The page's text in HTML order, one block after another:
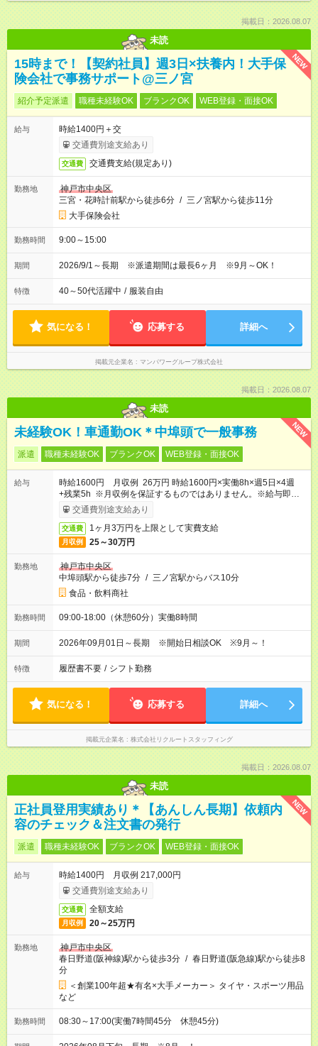
掲載日：2026.08.07
未読
NEW
15時まで！【契約社員】週3日×扶養内！大手保
険会社で事務サポート@三ノ宮
紹介予定派遣 職種未経験OK ブランクOK WEB登録・面接OK
給与
時給1400円＋交
交通費別途支給あり
交通費 交通費支給(規定あり)
勤務地
神戸市中央区
三宮・花時計前駅から徒歩6分 / 三ノ宮駅から徒歩11分
大手保険会社
勤務時間 9:00～15:00
期間 2026/9/1～長期 ※派遣期間は最長6ヶ月 ※9月～OK！
特徴 40～50代活躍中 / 服装自由
気になる！ 応募する 詳細へ
掲載元企業名 マンパワーグループ株式会社
掲載日：2026.08.07
未読
NEW
未経験OK！車通勤OK＊中埠頭で一般事務
派遣 職種未経験OK ブランクOK WEB登録・面接OK
給与
時給1600円 月収例 26万円 時給1600円×実働8h×週5日×4週
+残業5h ※月収例を保証するものではありません。※給与即受取
りサービス利用可（利用条件有）
交通費別途支給あり
交通費 1ヶ月3万円を上限として実費支給
月収例 25～30万円
勤務地
神戸市中央区
中埠頭駅から徒歩7分 / 三ノ宮駅からバス10分
食品・飲料商社
勤務時間 09:00-18:00（休憩60分）実働8時間
期間 2026年09月01日～長期 ※開始日相談OK ※9月～！
特徴 履歴書不要 / シフト勤務
気になる！ 応募する 詳細へ
掲載元企業名 株式会社リクルートスタッフィング
掲載日：2026.08.07
未読
NEW
正社員登用実績あり＊【あんしん長期】依頼内
容のチェック＆注文書の発行
派遣 職種未経験OK ブランクOK WEB登録・面接OK
給与
時給1400円 月収例 217,000円
交通費別途支給あり
交通費 全額支給
月収例 20～25万円
勤務地
神戸市中央区
春日野道(阪神線)駅から徒歩3分 / 春日野道(阪急線)駅から徒歩8
分
＜創業100年超★有名×大手メーカー＞ タイヤ・スポーツ用品
など
勤務時間 08:30～17:00(実働7時間45分 休憩45分)